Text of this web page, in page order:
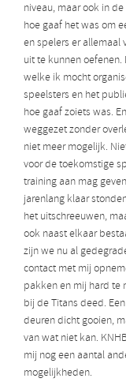
niveau, maar ook in
hoe gaaf het was om
en spelers er allemaal
uit te kunnen
welke ik mocht
speelsters en het
hoe gaaf zoiets was.
weggezet zonder
niet meer mogelijk.
voor de toekomstige
training aan mag
jarenlang klaar
het uitschreeuwen,
ook naast elkaar
zijn we nu al
contact met mij
pakken en mij hard te
bij de Titans deed.
deuren dicht gooien,
van wat niet kan.
mij nog een aantal
mogelijkheden.